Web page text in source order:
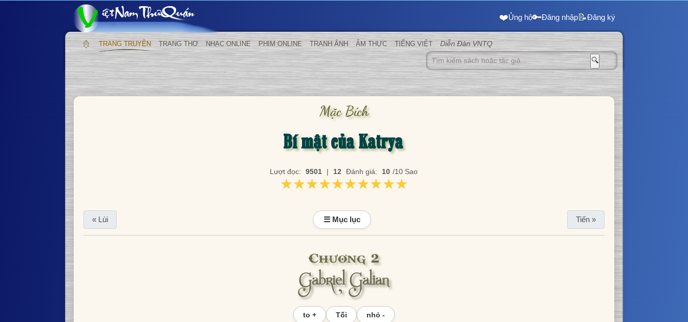
❤️Ủng hộ🔑Đăng nhập📝Đăng ký
TRANG TRUYỆN TRANG THƠ NHẠC ONLINE PHIM ONLINE TRANH ẢNH ẨM THỰC TIẾNG VIỆT Diễn Đàn VNTQ
🔍
Mặc Bích
Bí mật của Katrya
Lượt đọc: 9501 | 12 Đánh giá: 10 /10 Sao
★★★★★★★★★★
★★★★★★★★★★
« Lùi ☰ Mục lục Tiến »
Chương 2
Gabriel Galian
to + Tối nhỏ -